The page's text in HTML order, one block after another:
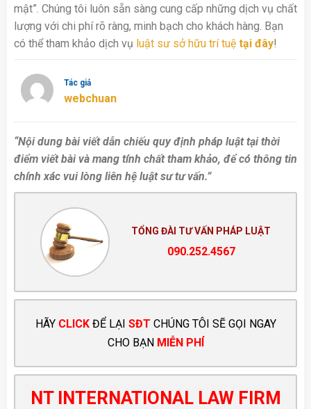
mật”. Chúng tôi luôn sẵn sàng cung cấp những dịch vụ chất
lượng với chi phí rõ ràng, minh bạch cho khách hàng. Bạn
có thể tham khảo dịch vụ luật sư sở hữu trí tuệ tại đây!
Tác giả
webchuan
“Nội dung bài viết dẫn chiếu quy định pháp luật tại thời
điểm viết bài và mang tính chất tham khảo, để có thông tin
chính xác vui lòng liên hệ luật sư tư vấn.”
TỔNG ĐÀI TƯ VẤN PHÁP LUẬT
090.252.4567
HÃY CLICKĐỂ LẠI SĐT CHÚNG TÔI SẼ GỌI NGAY
CHO BẠN MIỄN PHÍ
NT INTERNATIONAL LAW FIRM